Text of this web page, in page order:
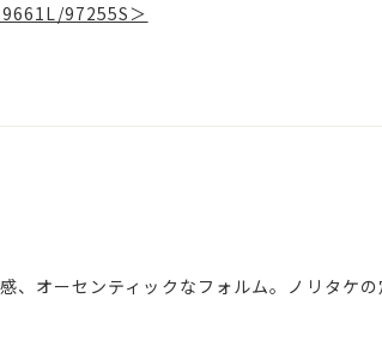
97255S＞
、オーセンティックなフォルム。ノリタケ